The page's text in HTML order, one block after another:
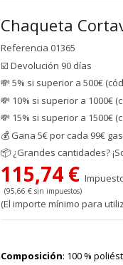
Chaqueta
Referencia 01365
☑️ Devolución 90 días
💸 5% si superior a 500€
💸 10% si superior a 1000€
💸 15% si superior a 1500€
💰 Gana 5€ por cada 99€
📦 ¿Grandes cantidades?
115,74 €
(95,66 € sin impuestos)
(El importe mínimo para
Composición: 100 %